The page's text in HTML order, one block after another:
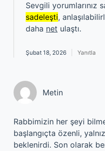
Sevgili yorumlarınız
sadeleşti,
daha net ulaştı.
Şubat 18, 2026 Yanıtla
Metin
Rabbimizin her şeyi
başlangıçta özenli,
beklenirdi. Son olarak